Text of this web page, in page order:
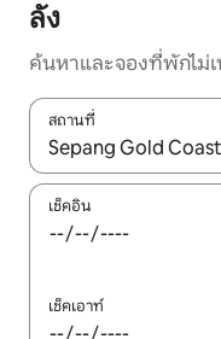
ลัง
ค้นหาและจองที่พักไม่เ
สถานที่
ใช้ลูกศรขึ้นลง หรือใช้ก
เช็คอิน
เช็คเอาท์